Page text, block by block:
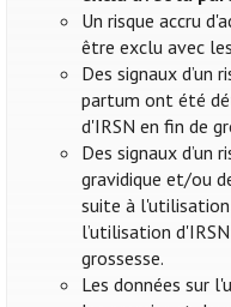
Un risque accru
être exclu avec
Des signaux d’un
partum ont été
d'IRSN en fin de
Des signaux d’un
gravidique et/ou
suite à l'utilisation
l’utilisation
grossesse.
Les données sur